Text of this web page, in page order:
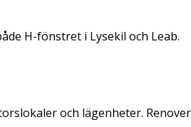
H-fönstret i Lysekil och Leab.
och lägenheter.